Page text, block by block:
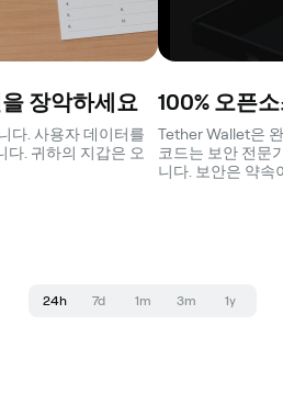
장악하세요
다. 사용자 데이터를
다. 귀하의 지갑은 오
100% 오픈
Tether Wallet은
코드는 보안 전문
니다. 보안은 약속
24h 7d 1m 3m 1y